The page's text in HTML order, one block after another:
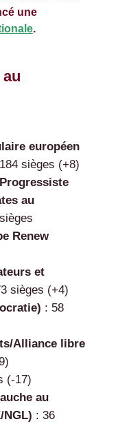
une
.
européen
sièges (+8)
au
Renew
et
sièges (+4)
: 58
Alliance libre
(-17)
au
NGL) : 36